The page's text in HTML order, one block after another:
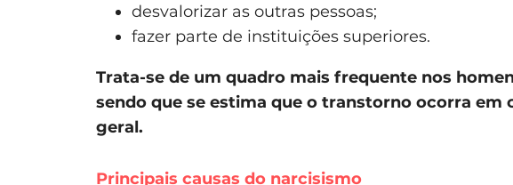
desvalorizar as outras pessoas;
fazer parte de instituições superiores.
Trata-se de um quadro mais frequente nos
sendo que se estima que o transtorno ocorra em
geral.
Principais causas do narcisismo